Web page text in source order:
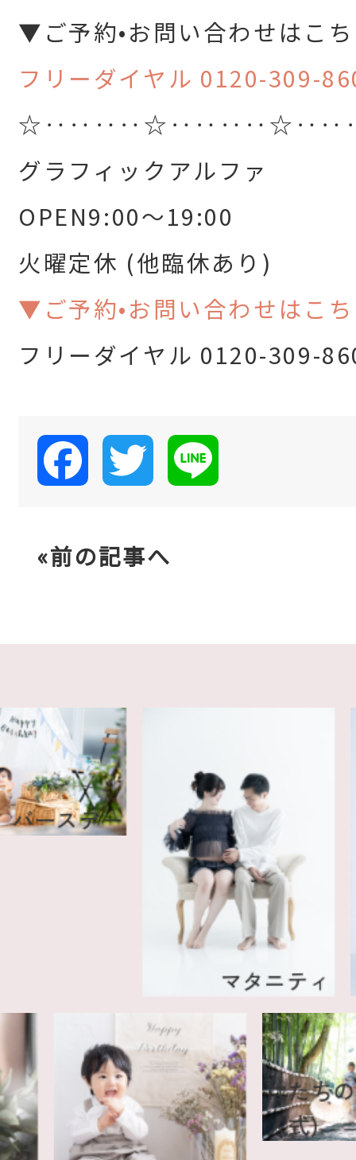
▼ご予約•お問い合わせはこ
フリーダイヤル 0120-309-
グラフィックアルファ
OPEN9:00～19:00
火曜定休 (他臨休あり)
▼ご予約•お問い合わせはこ
フリーダイヤル 0120-309-
Facebook Twitter
«前の記事へ
スデー
マタニティ
は
人